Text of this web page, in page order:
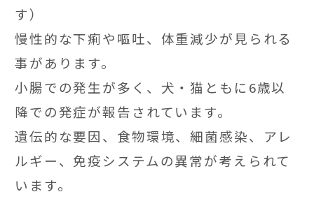
す）
慢性的な下痢や嘔吐、体重減少が見られる
事があります。
小腸での発生が多く、犬・猫ともに6歳以
降での発症が報告されています。
遺伝的な要因、食物環境、細菌感染、アレ
ルギー、免疫システムの異常が考えられて
います。